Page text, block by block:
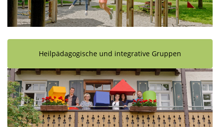
Heilpädagogische und integrative Gruppen